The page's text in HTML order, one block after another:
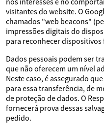
visitantes do website. O
chamados "web beacons"
impressões digitais do
para reconhecer
Dados pessoais podem ser
que não oferecem um nível
Neste caso, é assegurado
para essa transferência, de
de proteção de dados. O
fornecerá prova dessas
pedido.